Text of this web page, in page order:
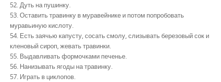
52. Дуть на пушинку.
53. Оставить травинку в муравейнике и потом попробовать
муравьиную кислоту.
54. Есть заячью капусту, сосать смолу, слизывать березовый сок и
кленовый сироп, жевать травинки.
55. Выдавливать формочками печенье.
56. Нанизывать ягоды на травинку.
57. Играть в циклопов.